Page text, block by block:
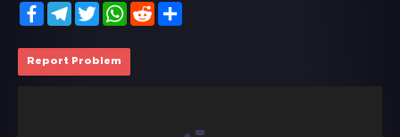
FacebookTelegramTwitterWhatsApp
Reddit
Report Problem